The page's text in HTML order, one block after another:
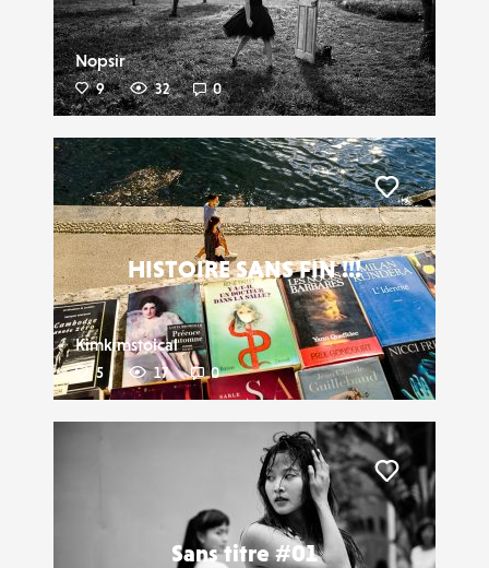
Nopsir
9 32 0
HISTOIRE SANS FIN !!!
Kimkimstoical
5 17 0
Liker
Sans titre #01
Liker